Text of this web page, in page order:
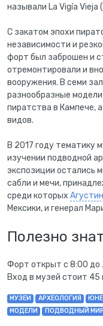
называли La Vigía
С закатом эпохи
независимости и
форт был заброшен и
отремонтировали и
вооружения. В семи
разнообразные
пиратства в Кампече,
видов.
В 2017 году тематику
изучении подводной
экспозиции остались
сабли и мечи,
среди которых
Мексики, и генерал
Полезно
Форт открыт с 8:00 до
Вход в музей стоит 45
МУЗЕИ АРХЕОЛОГИЯ
МОДЕЛИ
ПОДВОДНЫЙ МИР